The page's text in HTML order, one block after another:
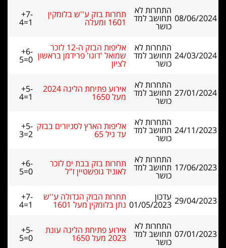
08/06/2024
התחרות לא
תחושב למד
כושר
תחרות בזק ע''ש בלומקין
1601 ומעלה
+7-
4=1
24/03/2024
התחרות לא
תחושב למד
כושר
אליפות הבזק ה-12 לזכר
שמואל 'דוגו' פרידמן בראשון
לציון
+6-
5=0
27/01/2024
התחרות לא
תחושב למד
כושר
אירוע פתיחת הליגה 2024
מעל 1650
+5-
4=1
24/11/2023
התחרות לא
תחושב למד
כושר
אליפות הארץ לסניורים בבזק
עד גיל 65
+5-
3=2
17/06/2023
התחרות לא
תחושב למד
כושר
תחרות בזק בבת ים לזכר
לאוניד גופשטיין ז"ל
+6-
5=0
29/04/2023 עדכון
01/05/2023
תחרות הבזק הגדולה ע''ש
נתן בלומקין מעל 1601
+7-
4=1
07/01/2023
התחרות לא
תחושב למד
כושר
אירוע פתיחת הליגה עונת
2023 מעל 1650
+5-
5=0